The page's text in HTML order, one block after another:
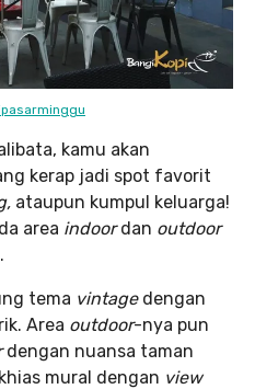
kamu akan
kerap jadi spot favorit
ataupun kumpul keluarga!
area indoordan outdoor
tema vintagedengan
Area outdoor-nya pun
dengan nuansa taman
mural dengan view